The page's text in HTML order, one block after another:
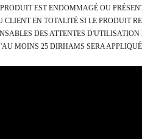
EST ENDOMMAGÉ OU
CLIENT EN TOTALITÉ SI LE PRODUIT
DES ATTENTES
MOINS 25 DIRHAMS SERA